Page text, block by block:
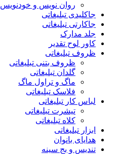
روان نویس و خودنویس
جاکلیدی تبلیغاتی
جاکارتی تبلیغاتی
جلد مدارک
کاور لوح تقدیر
ظروف تبلیغاتی
ظروف بتنی تبلیغاتی
گلدان تبلیغاتی
ماگ و تراول ماگ
فلاسک تبلیغاتی
لباس کار تبلیغاتی
تیشرت تبلیغاتی
کلاه تبلیغاتی
ابزار تبلیغاتی
هدایای بانوان
تندیس و بج سینه